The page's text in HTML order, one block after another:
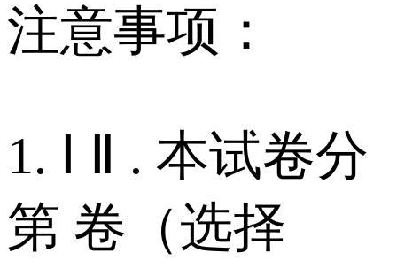
注意事项：
1. Ⅰ Ⅱ . 本试卷分
第 卷（选择